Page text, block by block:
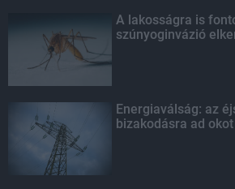
A lakosságra is
szúnyoginvázió
Energiaválság: az
bizakodásra ad okot